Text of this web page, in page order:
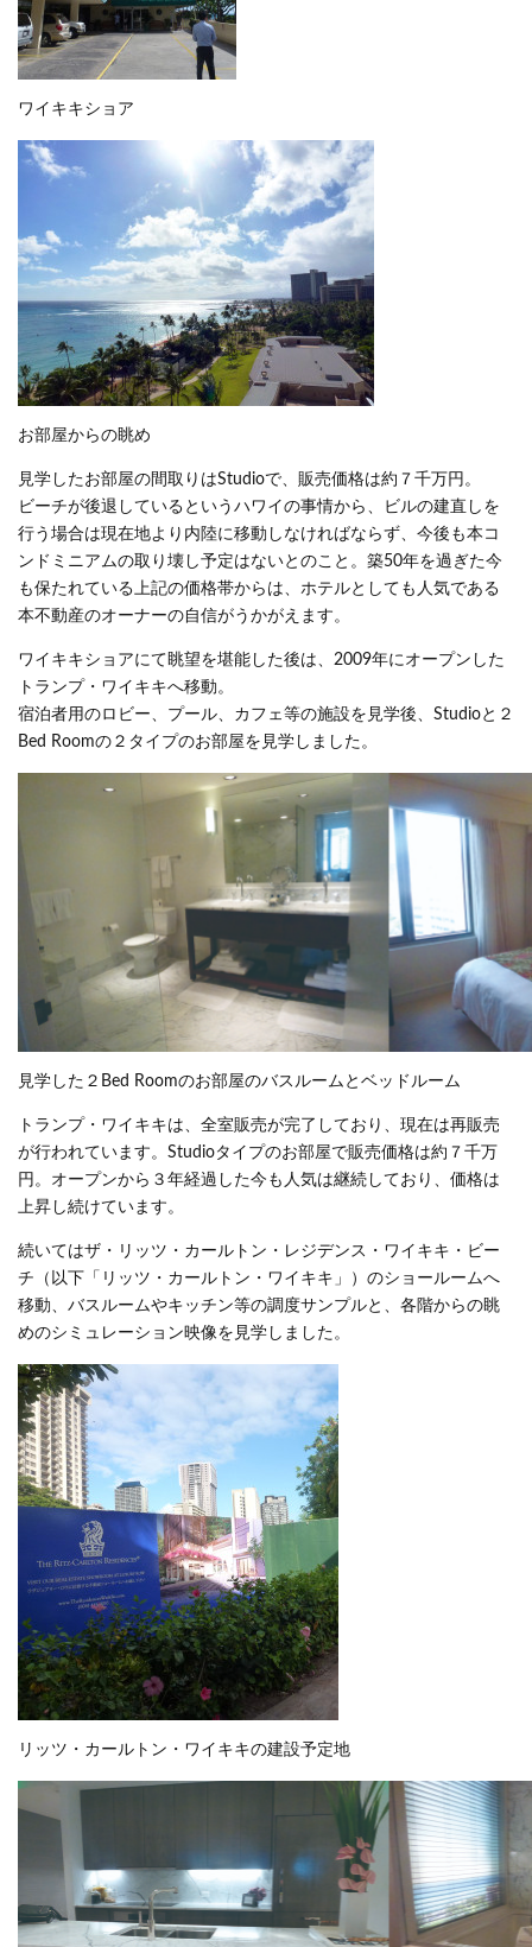
ワイキキショア
お部屋からの眺め
見学したお部屋の間取りはStudioで、販売価格は約７千万円。
ビーチが後退しているというハワイの事情から、ビルの建直しを
行う場合は現在地より内陸に移動しなければならず、今後も本コ
ンドミニアムの取り壊し予定はないとのこと。築50年を過ぎた今
も保たれている上記の価格帯からは、ホテルとしても人気である
本不動産のオーナーの自信がうかがえます。
ワイキキショアにて眺望を堪能した後は、2009年にオープンした
トランプ・ワイキキへ移動。
宿泊者用のロビー、プール、カフェ等の施設を見学後、Studioと２
Bed Roomの２タイプのお部屋を見学しました。
見学した２Bed Roomのお部屋のバスルームとベッドルーム
トランプ・ワイキキは、全室販売が完了しており、現在は再販売
が行われています。Studioタイプのお部屋で販売価格は約７千万
円。オープンから３年経過した今も人気は継続しており、価格は
上昇し続けています。
続いてはザ・リッツ・カールトン・レジデンス・ワイキキ・ビー
チ（以下「リッツ・カールトン・ワイキキ」）のショールームへ
移動、バスルームやキッチン等の調度サンプルと、各階からの眺
めのシミュレーション映像を見学しました。
リッツ・カールトン・ワイキキの建設予定地